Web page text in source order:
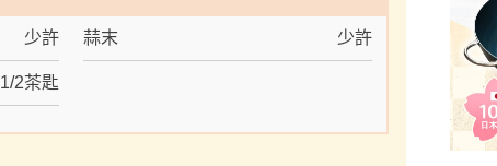
少許 蒜末 少許
1/2茶匙